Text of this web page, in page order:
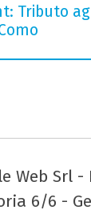
Tributo
Web Srl -
6/6 -